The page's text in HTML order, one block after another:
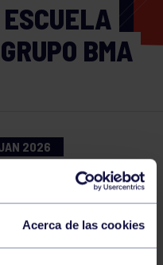
Acerca de las cookies
BMA
2026